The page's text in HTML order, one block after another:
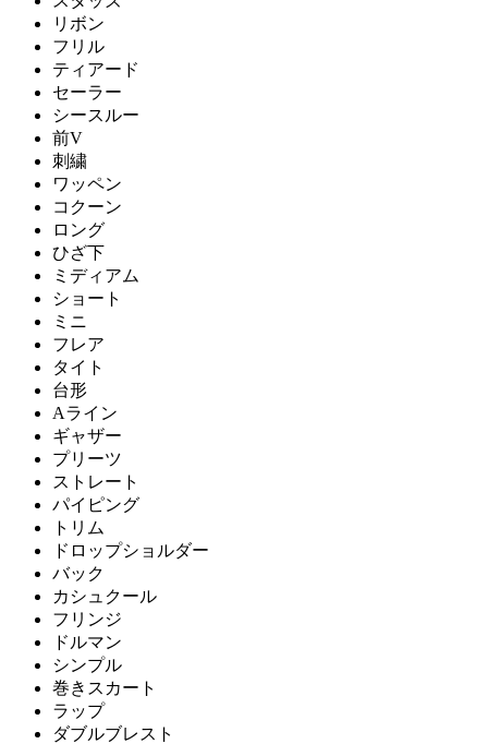
リボン
フリル
ティアード
セーラー
シースルー
前V
刺繍
ワッペン
コクーン
ロング
ひざ下
ミディアム
ショート
ミニ
フレア
タイト
台形
Aライン
ギャザー
プリーツ
ストレート
パイピング
トリム
ドロップショルダー
バック
カシュクール
フリンジ
ドルマン
シンプル
巻きスカート
ラップ
ダブルブレスト